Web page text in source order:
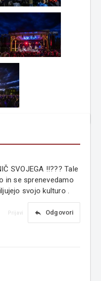
SVOJEGA !!??? Tale
in se sprenevedamo
svojo kulturo .
reply Odgovori
Prijavi